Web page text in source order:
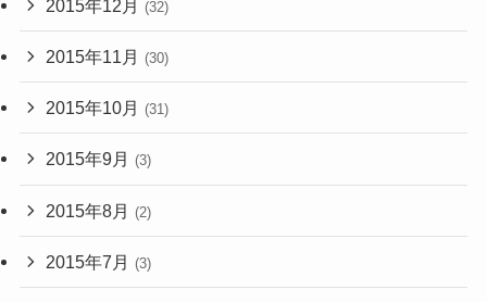
2015年12月 (32)
2015年11月 (30)
2015年10月 (31)
2015年9月 (3)
2015年8月 (2)
2015年7月 (3)